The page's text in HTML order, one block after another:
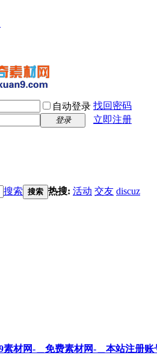
自动登录 找回密码
登录
立即注册
搜索 搜索 热搜: 活动 交友 discuz
素材网-＿免费素材网-＿本站注册账